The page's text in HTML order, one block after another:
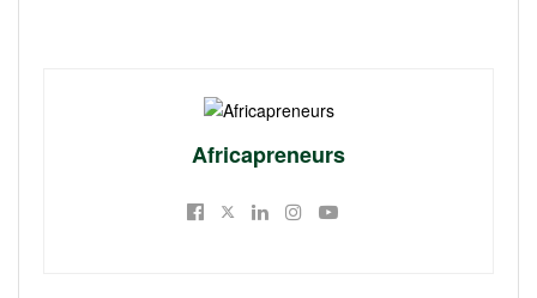
Africapreneurs